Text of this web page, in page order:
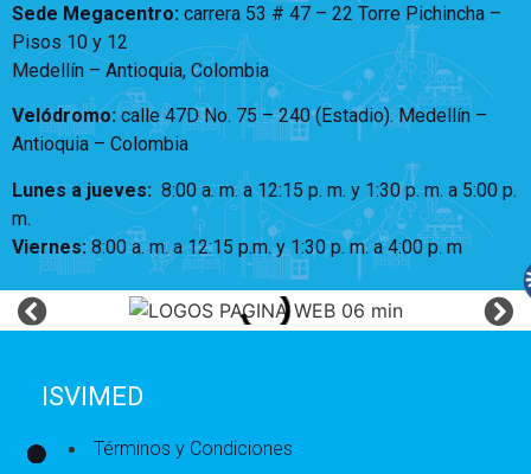
Sede Megacentro: carrera 53 # 47 – 22 Torre Pichincha –
Pisos 10 y 12
Medellín – Antioquia, Colombia
Velódromo:calle 47D No. 75 – 240 (Estadio). Medellín –
Antioquia – Colombia
Lunes a jueves: 8:00 a. m. a 12:15 p. m. y 1:30 p. m. a 5:00 p.
m.
Viernes:8:00 a. m. a 12:15 p.m. y 1:30 p. m. a 4:00 p. m
ISVIMED
Términos y Condiciones